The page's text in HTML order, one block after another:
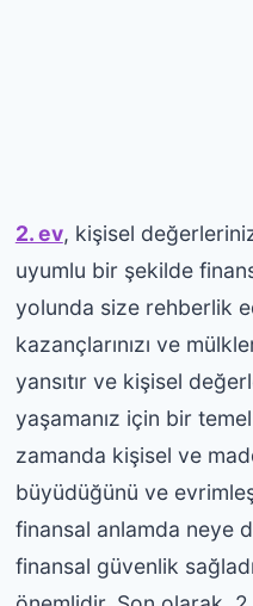
2. ev, kişisel
uyumlu bir şekilde
yolunda size rehberlik
kazançlarınızı ve
yansıtır ve kişisel
yaşamanız için bir
zamanda kişisel ve
büyüdüğünü ve
finansal anlamda neye
finansal güvenlik